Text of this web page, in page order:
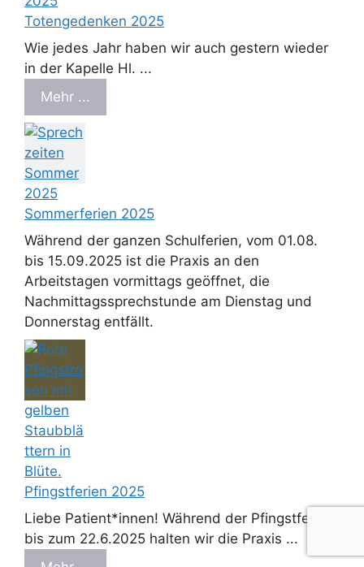
Totengedenken 2025
Wie jedes Jahr haben wir auch gestern wieder
in der Kapelle Hl. ...
Mehr ...
Sommerferien 2025
Während der ganzen Schulferien, vom 01.08.
bis 15.09.2025 ist die Praxis an den
Arbeitstagen vormittags geöffnet, die
Nachmittagssprechstunde am Dienstag und
Donnerstag entfällt.
Pfingstferien 2025
Liebe Patient*innen! Während der Pfingstferien
bis zum 22.6.2025 halten wir die Praxis ...